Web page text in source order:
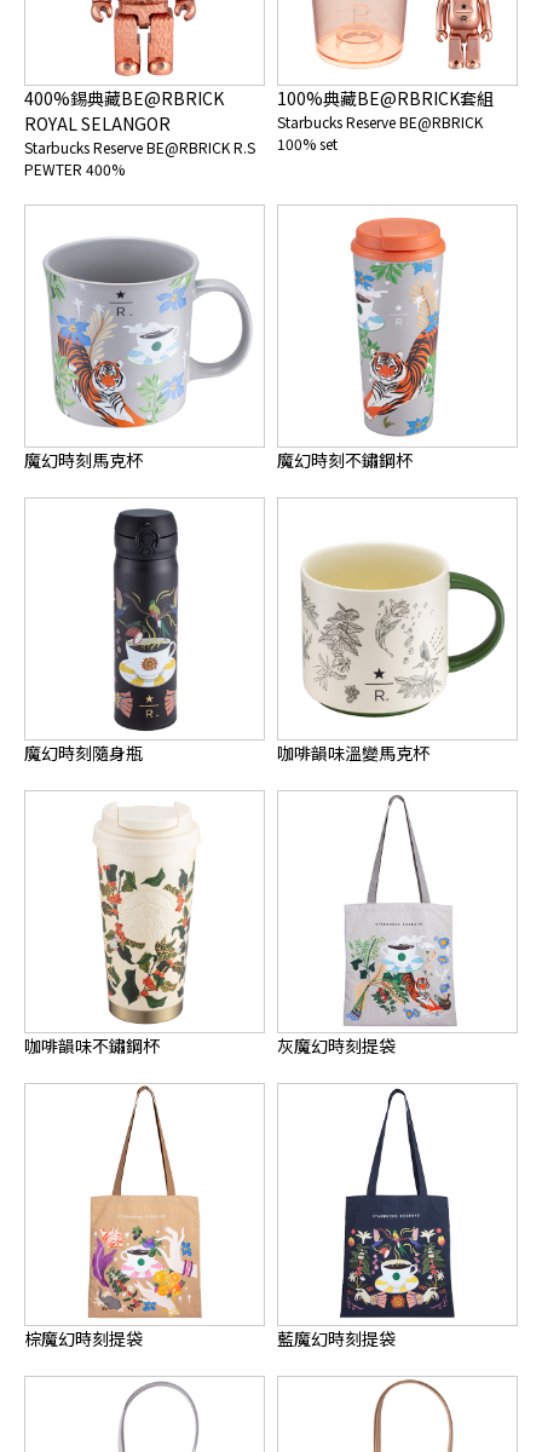
400%錫典藏BE@RBRICK
ROYAL SELANGOR
Starbucks Reserve BE@RBRICK R.S
PEWTER 400%
100%典藏BE@RBRICK套組
Starbucks Reserve BE@RBRICK
100% set
魔幻時刻馬克杯 魔幻時刻不鏽鋼杯
魔幻時刻隨身瓶 咖啡韻味溫變馬克杯
咖啡韻味不鏽鋼杯 灰魔幻時刻提袋
棕魔幻時刻提袋 藍魔幻時刻提袋